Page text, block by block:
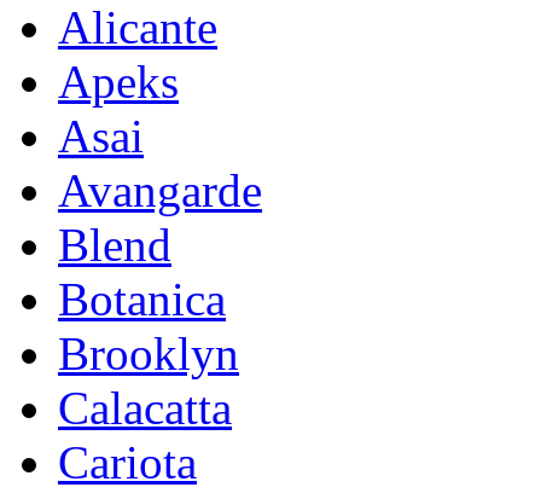
Alicante
Apeks
Asai
Avangarde
Blend
Botanica
Brooklyn
Calacatta
Cariota